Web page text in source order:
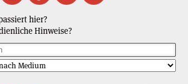
hier?
Hinweise?